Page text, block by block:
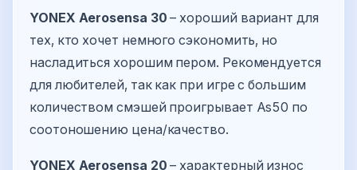
YONEX Aerosensa 30 – хороший вариант для
тех, кто хочет немного сэкономить, но
насладиться хорошим пером. Рекомендуется
для любителей, так как при игре с большим
количеством смэшей проигрывает As50 по
соотоношению цена/качество.
YONEX Aerosensa 20 – характерный износ